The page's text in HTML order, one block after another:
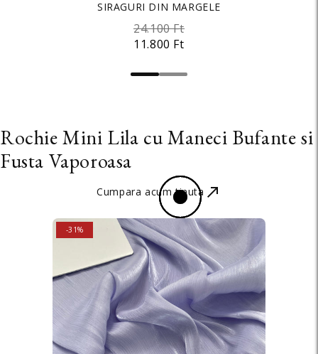
SIRAGURI DIN MARGELE
11.800 Ft
24.100 Ft
CAFENIE
2.700 Ft
3.500 Ft
Rochie Mini Lila cu Maneci Bufante si
Fusta Vaporoasa
Cumpara acum tinuta
SALE
-31%
SALE
-9%